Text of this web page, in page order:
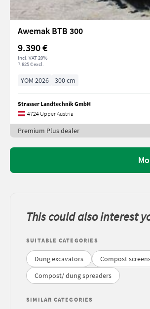
Awemak BTB 300
9.390 €
incl. VAT 20%
7.825 € excl.
YOM 2026 300 cm
Strasser Landtechnik GmbH
4724 Upper Austria
Premium Plus dealer
This could also interest
SUITABLE CATEGORIES
Dung excavators Compost
Compost/ dung spreaders
SIMILAR CATEGORIES